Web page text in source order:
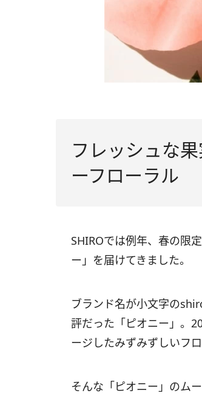
フレッシュな
ーフローラル
SHIROでは例年、春の限
ー」を届けてきました。
ブランド名が小文字の
評だった「ピオニー」。
ージしたみずみずしいフ
そんな「ピオニー」のム